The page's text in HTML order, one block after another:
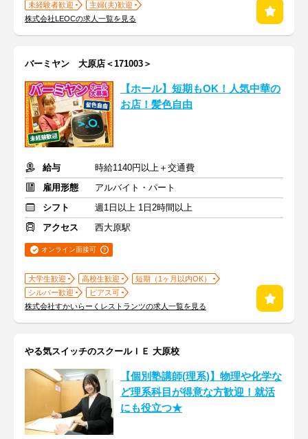
未経験者歓迎
主婦(夫)歓迎
株式会社LEOCの求人一覧を見る
バーミヤン 大原店＜171003＞
【ホール】短期もOK！人気中華の
お店！髪色自由
給与
時給1140円以上＋交通費
雇用形態
アルバイト・パート
シフト
週1日以上 1日2時間以上
アクセス
西大原駅
オンライン面接可
大学生歓迎 高校生歓迎
短期（1ヶ月以内OK）
シルバー歓迎
ピアス可
株式会社すかいらーくレストランツの求人一覧を見る
やる気スイッチのスクールＩＥ 大原校
【個別塾講師(理系)】物理や化学な
ど理系科目が得意な方歓迎！就活
にも役立つ★